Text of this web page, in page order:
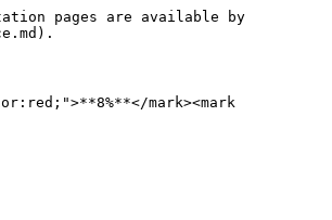
pages are available by
mark><mark